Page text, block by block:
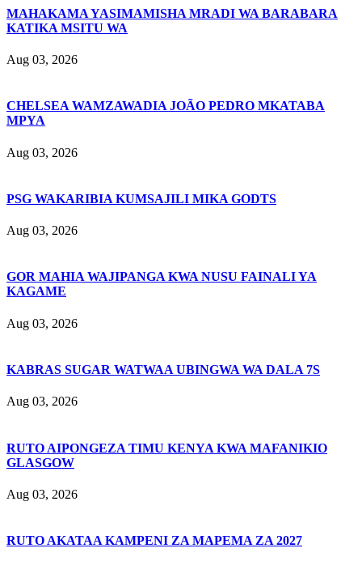
MAHAKAMA YASIMAMISHA MRADI WA BARABARA
KATIKA MSITU WA
Aug 03, 2026
CHELSEA WAMZAWADIA JOÃO PEDRO MKATABA
MPYA
Aug 03, 2026
PSG WAKARIBIA KUMSAJILI MIKA GODTS
Aug 03, 2026
GOR MAHIA WAJIPANGA KWA NUSU FAINALI YA
KAGAME
Aug 03, 2026
KABRAS SUGAR WATWAA UBINGWA WA DALA 7S
Aug 03, 2026
RUTO AIPONGEZA TIMU KENYA KWA MAFANIKIO
GLASGOW
Aug 03, 2026
RUTO AKATAA KAMPENI ZA MAPEMA ZA 2027